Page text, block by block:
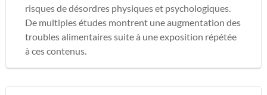
risques de désordres physiques et psychologiques.
De multiples études montrent une augmentation des
troubles alimentaires suite à une exposition répétée
à ces contenus.